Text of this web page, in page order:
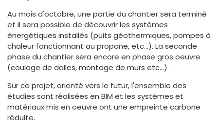
Au mois d'octobre, une partie du chantier sera terminé
et il sera possible de découvrir les systèmes
énergétiques installés (puits géothermiques, pompes à
chaleur fonctionnant au propane, etc...). La seconde
phase du chantier sera encore en phase gros oeuvre
(coulage de dalles, montage de murs etc...).
Sur ce projet, orienté vers le futur, l'ensemble des
étudies sont réalisées en BIM et les systèmes et
matériaux mis en oeuvre ont une empreinte carbone
réduite.